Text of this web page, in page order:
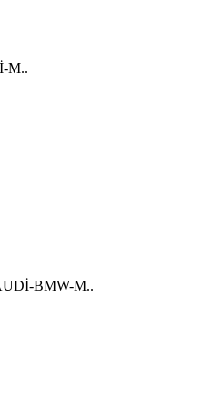
M..
BMW-M..